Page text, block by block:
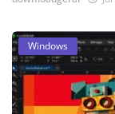
Windows